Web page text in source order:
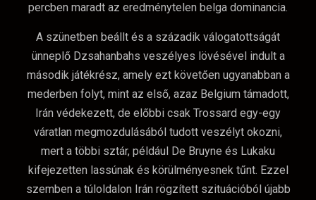
percben maradt az eredménytelen belga dominancia.
A szünetben beállt és a századik válogatottságát
ünneplő Dzsahanbahs veszélyes lövésével indult a
második játékrész, amely ezt követően ugyanabban a
mederben folyt, mint az első, azaz Belgium támadott,
Irán védekezett, de előbbi csak Trossard egy-egy
váratlan megmozdulásából tudott veszélyt okozni,
mert a többi sztár, például De Bruyne és Lukaku
kifejezetten lassúnak és körülményesnek tűnt. Ezzel
szemben a túloldalon Irán rögzített szituációból újabb